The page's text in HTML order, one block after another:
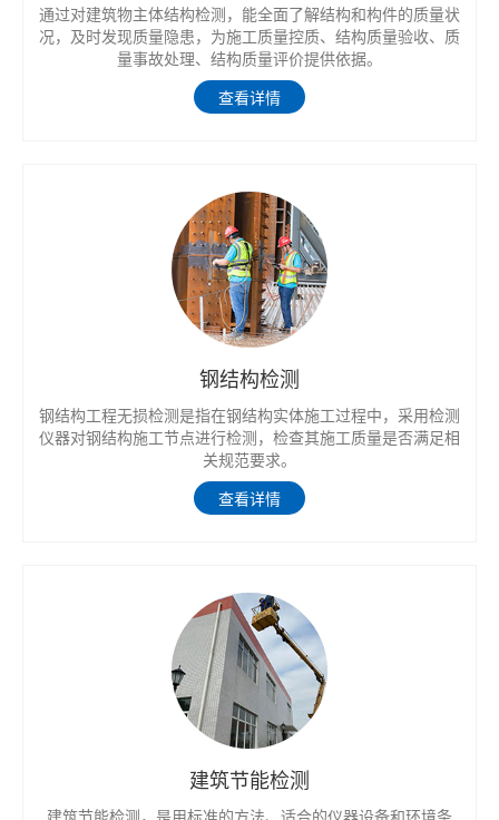
通过对建筑物主体结构检测，能全面了解结构和构件的质量状
况，及时发现质量隐患，为施工质量控质、结构质量验收、质
量事故处理、结构质量评价提供依据。
查看详情
钢结构检测
钢结构工程无损检测是指在钢结构实体施工过程中，采用检测
仪器对钢结构施工节点进行检测，检查其施工质量是否满足相
关规范要求。
查看详情
建筑节能检测
建筑节能检测，是用标准的方法、适合的仪器设备和环境条